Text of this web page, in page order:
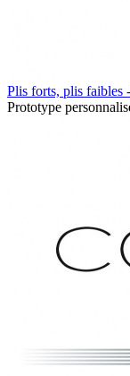
Plis forts, plis faibles
Prototype